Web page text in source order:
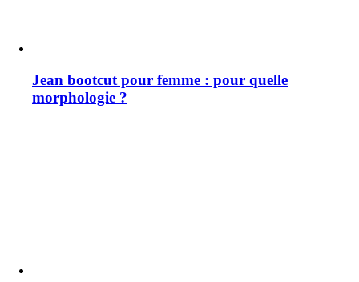
Jean bootcut pour femme : pour quelle
morphologie ?